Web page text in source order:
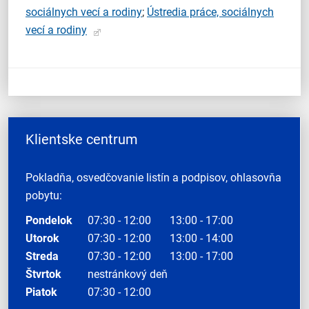
sociálnych vecí a rodiny; Ústredia práce, sociálnych
vecí a rodiny
Klientske centrum
Pokladňa, osvedčovanie listín a podpisov, ohlasovňa
pobytu:
Pondelok
07:30 - 12:00
13:00 - 17:00
Utorok
07:30 - 12:00
13:00 - 14:00
Streda
07:30 - 12:00
13:00 - 17:00
Štvrtok
nestránkový deň
Piatok
07:30 - 12:00